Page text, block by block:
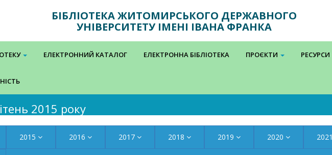
БІБЛІОТЕКА ЖИТОМИРСЬКОГО ДЕРЖАВНОГО
УНІВЕРСИТЕТУ ІМЕНІ ІВАНА ФРАНКА
ЕЛЕКТРОННИЙ КАТАЛОГ ЕЛЕКТРОННА БІБЛІОТЕКА ПРОЄКТИ РЕСУРСИ
2015 року
2015 2016 2017 2018 2019 2020 2021